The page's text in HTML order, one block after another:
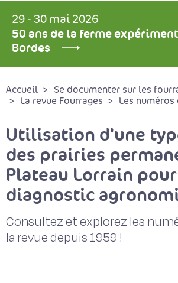
29 - 30 mai 2026
50 ans de la ferme
Bordes
Accueil
Se documenter sur les
La revue Fourrages
Les numéros
Utilisation d'une
des prairies
Plateau Lorrain
diagnostic
Consultez et explorez les
la revue depuis 1959 !